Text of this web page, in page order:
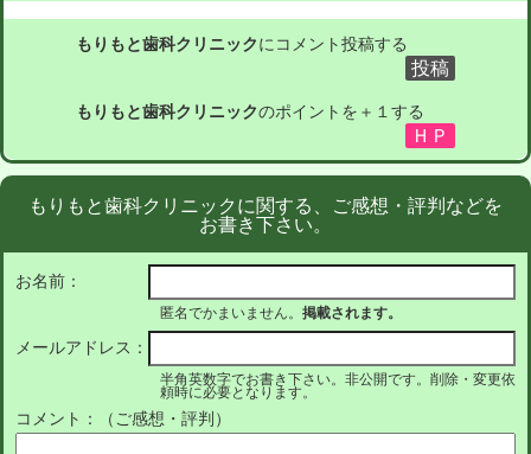
もりもと歯科クリニックにコメント投稿する
もりもと歯科クリニックのポイントを＋１する
もりもと歯科クリニックに関する、ご感想・評判などを
お書き下さい。
お名前：
匿名でかまいません。 掲載されます。
メールアドレス：
半角英数字でお書き下さい。非公開です。削除・変更依
頼時に必要となります。
コメント：（ご感想・評判）